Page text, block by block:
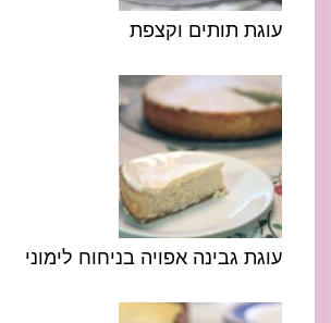
עוגת תותים וקצפת
עוגת גבינה אפויה בניחוח לימוני